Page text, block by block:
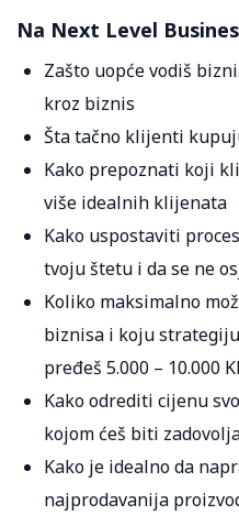
Na Next Level
Zašto uopće vodiš
kroz biznis
Šta tačno klijenti
Kako prepoznati koji
više idealnih klijenata
Kako uspostaviti
tvoju štetu i da se ne
Koliko maksimalno
biznisa i koju
pređeš 5.000 – 10.000
Kako odrediti cijenu
kojom ćeš biti
Kako je idealno da
najprodavanija